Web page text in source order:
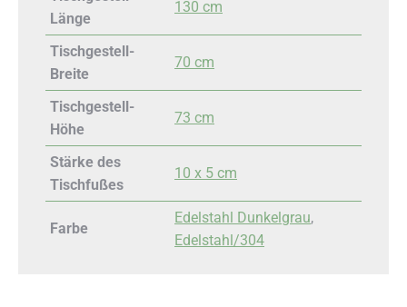
Länge
130 cm
Tischgestell-
Breite
70 cm
Tischgestell-
Höhe
73 cm
Stärke des
Tischfußes
10 x 5 cm
Farbe
Edelstahl Dunkelgrau,
Edelstahl/304